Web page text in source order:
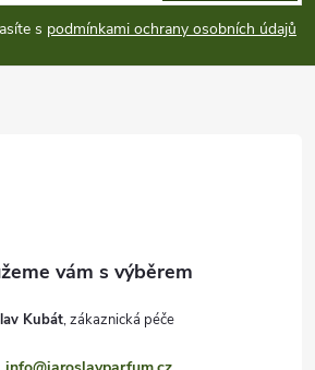
s podmínkami ochrany osobních údajů
Kubát